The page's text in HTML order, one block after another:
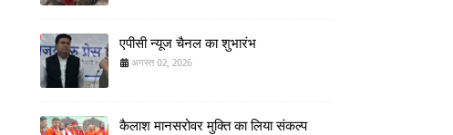
एपीसी न्यूज चैनल का शुभारंभ
अगस्त 02, 2026
कैलाश मानसरोवर मुक्ति का लिया संकल्प